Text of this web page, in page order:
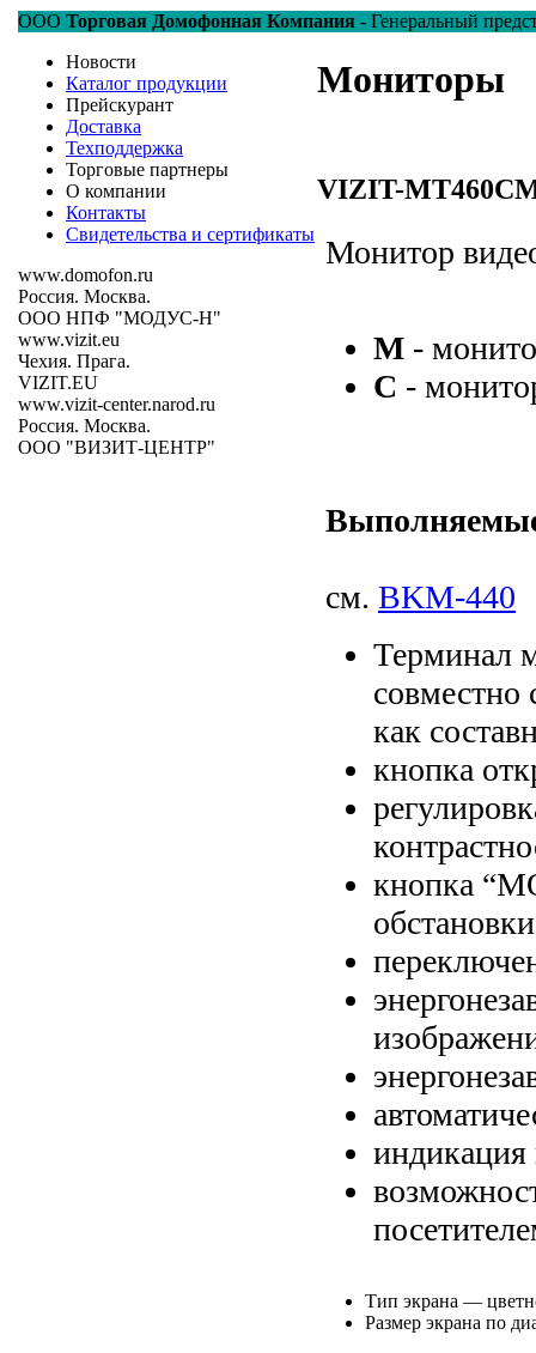
ООО Торговая Домофонная Компания - Генеральный
Новости
Каталог продукции
Прейскурант
Доставка
Техподдержка
Торговые партнеры
О компании
Контакты
Свидетельства и сертификаты
www.domofon.ru
Россия. Москва.
ООО НПФ "МОДУС-Н"
www.vizit.eu
Чехия. Прага.
VIZIT.EU
www.vizit-center.narod.ru
Россия. Москва.
ООО "ВИЗИТ-ЦЕНТР"
Мониторы
VIZIT-
Монитор
М -
С -
см. BKM-440
Терминал
как
кнопка
кнопка
индикация
Тип экрана —
Размер экрана по